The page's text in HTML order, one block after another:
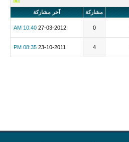
مشاركة آخر مشاركة
0
27-03-2012
10:40 AM
4
23-10-2011
08:35 PM